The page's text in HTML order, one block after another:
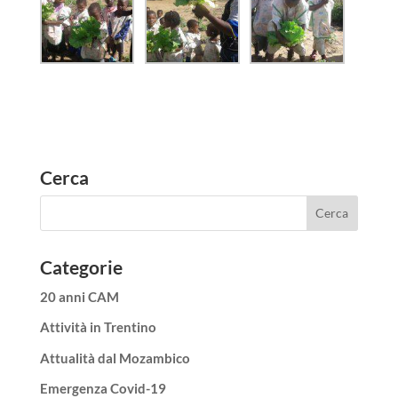
Cerca
Categorie
20 anni CAM
Attività in Trentino
Attualità dal Mozambico
Emergenza Covid-19